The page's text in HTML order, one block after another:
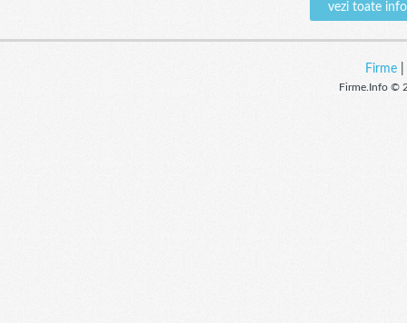
vezi toate
Firme|
Firme.Info ©